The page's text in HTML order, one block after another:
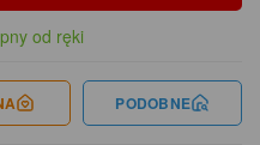
od ręki
PODOBNE